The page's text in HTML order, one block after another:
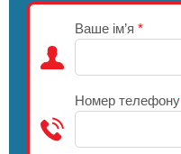
Ваше ім’я *
Номер телефону